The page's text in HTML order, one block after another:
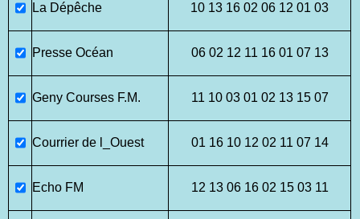
La Dépêche 10 13 16 02 06 12 01 03
Presse Océan 06 02 12 11 16 01 07 13
Geny Courses F.M. 11 10 03 01 02 13 15 07
Courrier de l_Ouest 01 16 10 12 02 11 07 14
Echo FM 12 13 06 16 02 15 03 11